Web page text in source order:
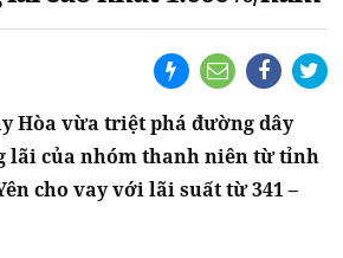
Hòa vừa triệt phá đường dây
lãi của nhóm thanh niên từ tỉnh
cho vay với lãi suất từ 341 –